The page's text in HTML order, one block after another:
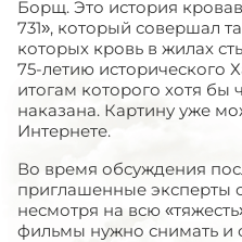
Борщ. Это история
731», который совершал
которых кровь в жилах
75-летию исторического
итогам которого хотя бы
наказана. Картину уже
Интернете.
Во время обсуждения
приглашенные эксперты
несмотря на всю
фильмы нужно снимать и